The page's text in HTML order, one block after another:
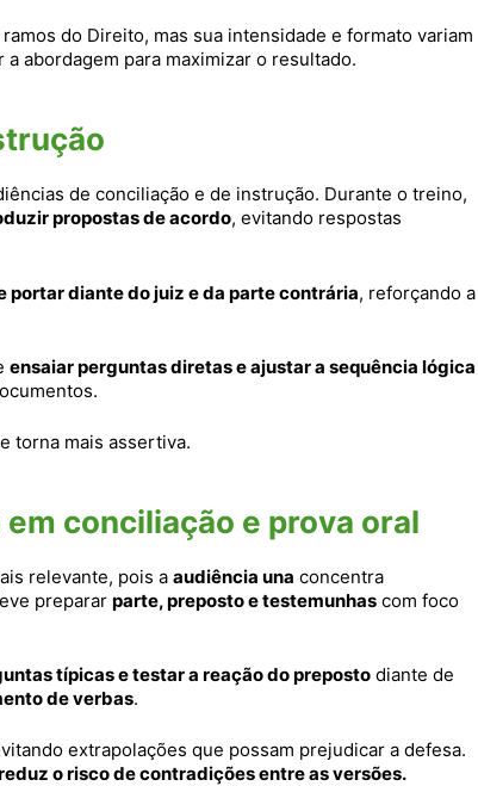
do Direito, mas sua intensidade e formato variam
abordagem para maximizar o resultado.
de conciliação e de instrução. Durante o treino,
propostas de acordo, evitando respostas
portar diante do juiz e da parte contrária, reforçando a
ensaiar perguntas diretas e ajustar a sequência lógica
torna mais assertiva.
conciliação e prova oral
relevante, pois a audiência una concentra
preparar parte, preposto e testemunhas com foco
típicas e testar a reação do preposto diante de
de verbas.
extrapolações que possam prejudicar a defesa.
o risco de contradições entre as versões.